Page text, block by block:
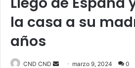
la casa a su
años
CND CND
Send marzo 9, 2024 0